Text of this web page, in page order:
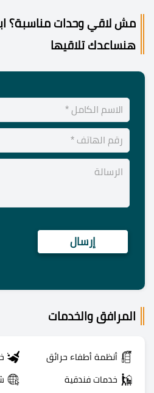
مش لاقي وحدات مناسبة؟
هنساعدك تلاقيها
المرافق والخدمات
أنظمة أطفاء حرائق
خدمات فندقية